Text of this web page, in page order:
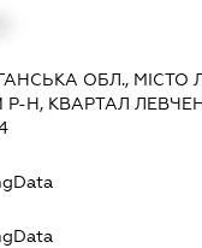
ОБЛ., МІСТО
Н, КВАРТАЛ